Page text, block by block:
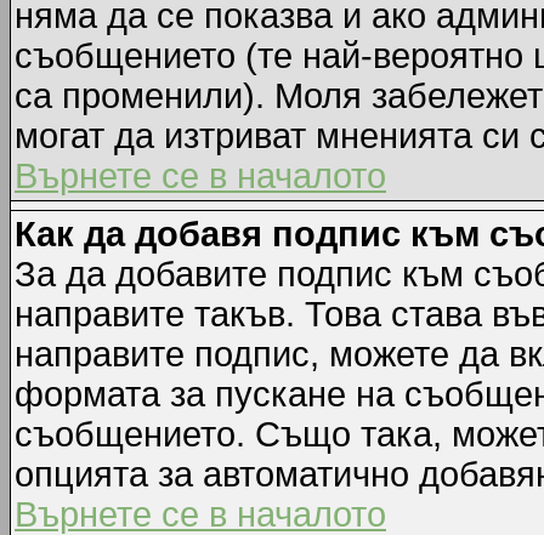
няма да се показва и ако
съобщението (те най-
са променили). Моля
могат да изтриват мненията си
Върнете се в началото
Как да добавя подпис към
За да добавите подпис към
направите такъв. Това става
направите подпис, можете да
формата за пускане на
съобщението. Също така,
опцията за автоматично
Върнете се в началото